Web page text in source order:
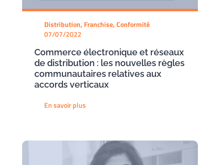
Distribution, Franchise, Conformité
07/07/2022
Commerce électronique et réseaux
de distribution : les nouvelles règles
communautaires relatives aux
accords verticaux
En savoir plus